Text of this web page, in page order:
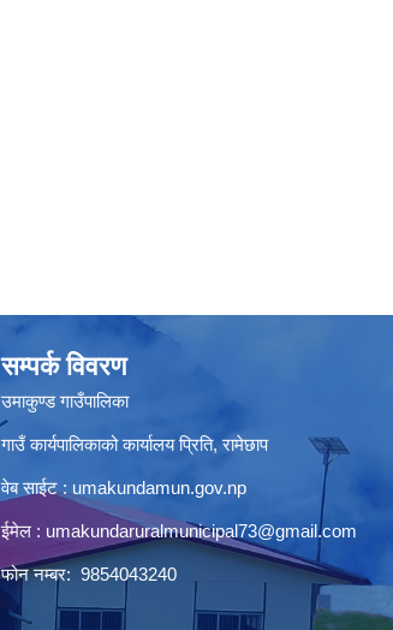
सम्पर्क विवरण
उमाकुण्ड गाउँपालिका
गाउँ कार्यपालिकाको कार्यालय प्रिति, रामेछाप
वेब साईट : umakundamun.gov.np
ईमेल : umakundaruralmunicipal73@gmail.com
फोन नम्बर: 9854043240